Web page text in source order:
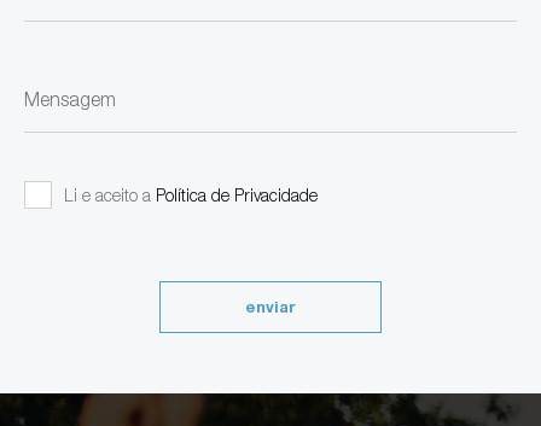
Mensagem
Li e aceito a Política de Privacidade
enviar